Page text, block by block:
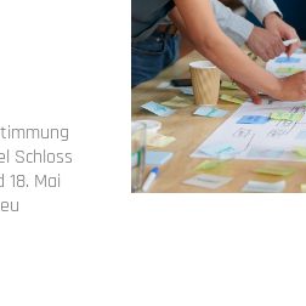
Schloss
Mai